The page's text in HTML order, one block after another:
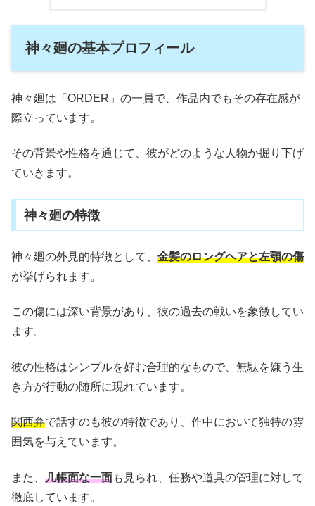
神々廻の基本プロフィール
神々廻は「ORDER」の一員で、作品内でもその存在感が
際立っています。
その背景や性格を通じて、彼がどのような人物か掘り下げ
ていきます。
神々廻の特徴
神々廻の外見的特徴として、 金髪のロングヘアと左顎の傷
が挙げられます。
この傷には深い背景があり、彼の過去の戦いを象徴してい
ます。
彼の性格はシンプルを好む合理的なもので、無駄を嫌う生
き方が行動の随所に現れています。
関西弁で話すのも彼の特徴であり、作中において独特の雰
囲気を与えています。
また、 几帳面な一面も見られ、任務や道具の管理に対して
徹底しています。